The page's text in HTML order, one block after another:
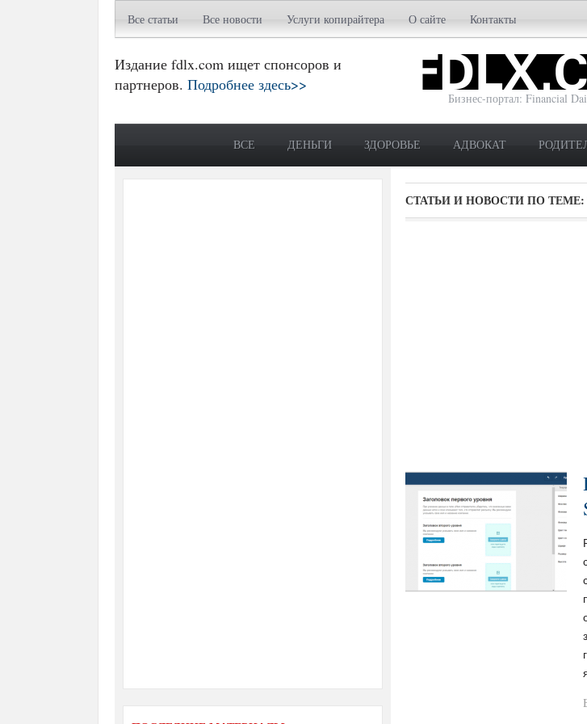
Все статьи Все новости Услуги копирайтера О сайте Контакты
Издание fdlx.com ищет спонсоров и
партнеров. Подробнее здесь>>
Бизнес-портал: Financial
ВСЕ ДЕНЬГИ ЗДОРОВЬЕ АДВОКАТ
СТАТЬИ И НОВОСТИ ПО ТЕМЕ: